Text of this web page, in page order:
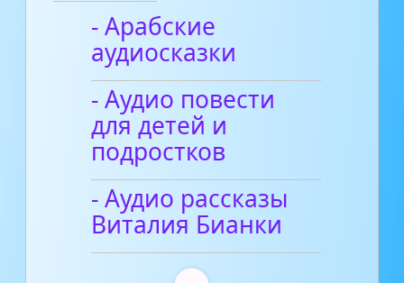
- Арабские
аудиосказки
- Аудио повести
для детей и
подростков
- Аудио рассказы
Виталия Бианки